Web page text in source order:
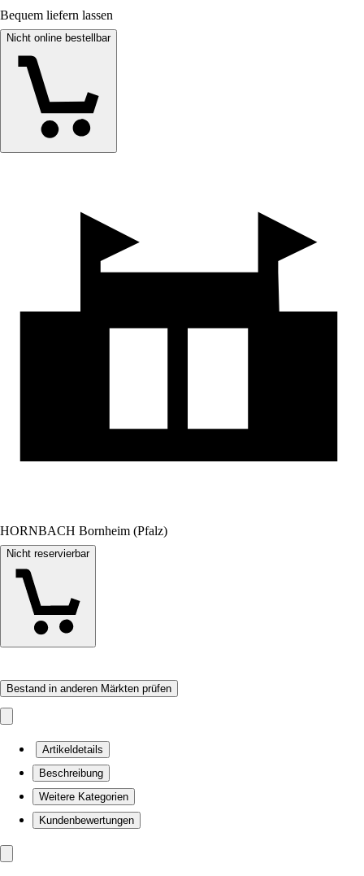
Bequem liefern lassen
Nicht online bestellbar
HORNBACH Bornheim (Pfalz)
Nicht reservierbar
Bestand in anderen Märkten prüfen
Artikeldetails
Beschreibung
Weitere Kategorien
Kundenbewertungen